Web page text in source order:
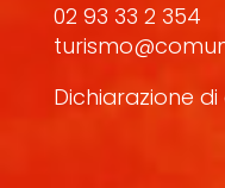
02 93 33 2 354
Dichiarazione